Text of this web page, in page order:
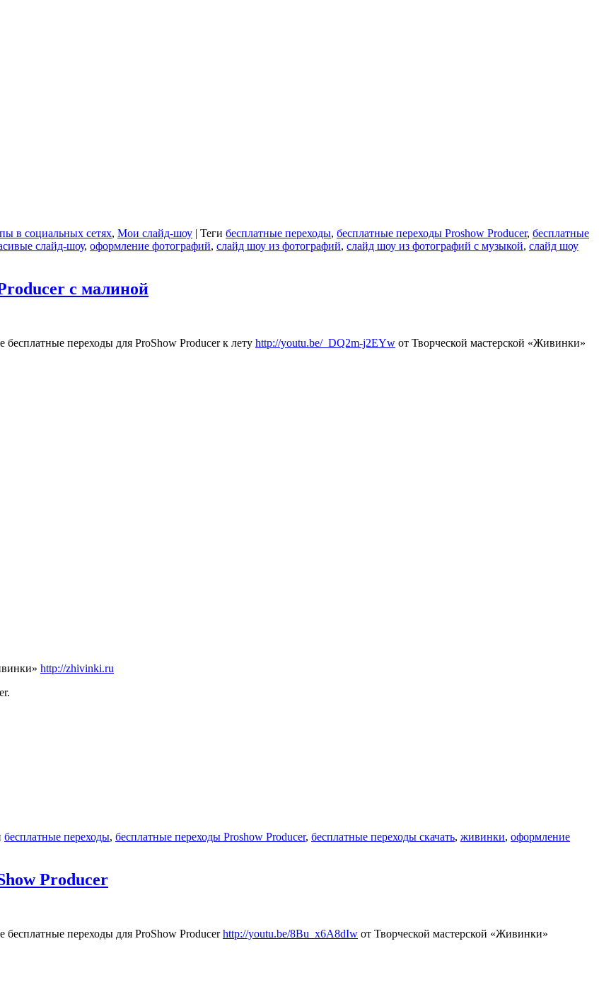
в социальных сетях, Мои слайд-шоу | Теги бесплатные переходы, бесплатные переходы Proshow Producer, бесплатные
слайд-шоу, оформление фотографий, слайд шоу из фотографий, слайд шоу из фотографий с музыкой, слайд шоу
с малиной
бесплатные переходы для ProShow Producer к лету http://youtu.be/_DQ2m-j2EYw от Творческой мастерской «Живинки»
http://zhivinki.ru
бесплатные переходы, бесплатные переходы Proshow Producer, бесплатные переходы скачать, живинки, оформление
Producer
бесплатные переходы для ProShow Producerhttp://youtu.be/8Bu_x6A8dIw от Творческой мастерской «Живинки»